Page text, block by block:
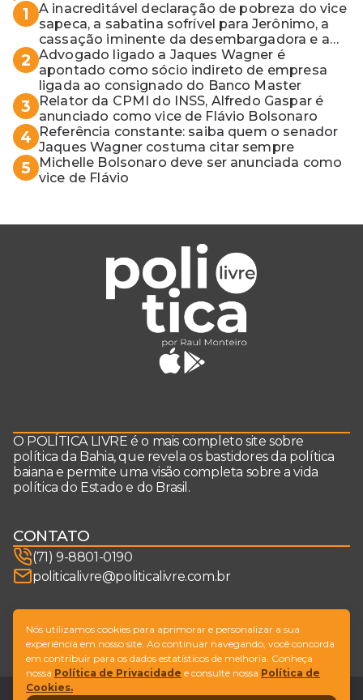
1
A inacreditável declaração de pobreza do vice
sapeca, a sabatina sofrível para Jerônimo, a
cassação iminente da desembargadora e a
vaga do Quinto para o MP baiano
2 Advogado ligado a Jaques Wagner é
apontado como sócio indireto de empresa
ligada ao consignado do Banco Master
3
Relator da CPMI do INSS, Alfredo Gaspar é
anunciado como vice de Flávio Bolsonaro
4
Referência constante: saiba quem o senador
Jaques Wagner costuma citar sempre
5
Michelle Bolsonaro deve ser anunciada como
vice de Flávio
O POLÍTICA LIVRE é o mais completo site sobre
política da Bahia, que revela os bastidores da política
baiana e permite uma visão completa sobre a vida
política do Estado e do Brasil.
CONTATO
(71) 9-8801-0190
politicalivre@politicalivre.com.br
SIGA-NOS
Nós utilizamos cookies para aprimorar e personalizar a sua
experiência em nosso site. Ao continuar navegando, você concorda
em contribuir para os dados estatísticos de melhoria. Conheça
nossa Política de Privacidade e consulte nossa Política de
Cookies.